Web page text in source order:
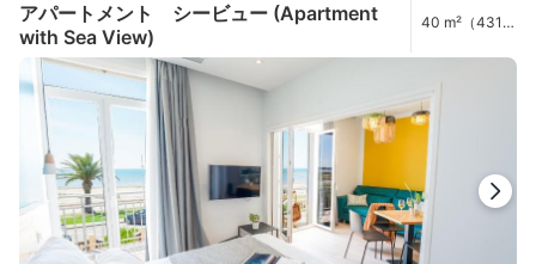
アパートメント シービュー (Apartment
with Sea View)
40 m²（431